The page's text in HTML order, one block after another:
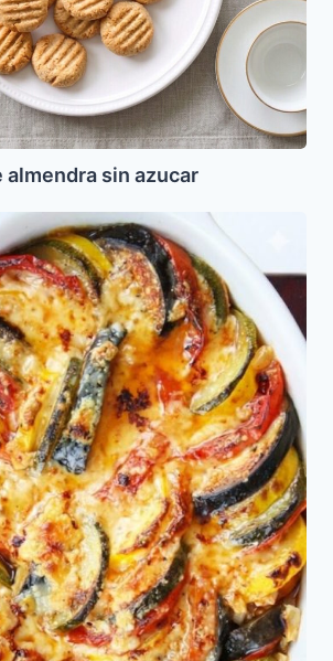
almendra sin azucar